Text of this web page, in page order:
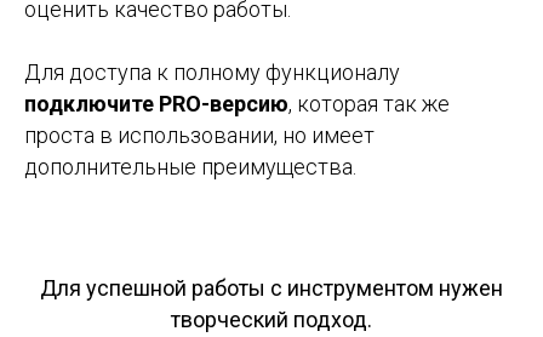
оценить качество работы.
Для доступа к полному функционалу
подключите PRO-версию, которая так же
проста в использовании, но имеет
дополнительные преимущества.
Для успешной работы с инструментом нужен
творческий подход.